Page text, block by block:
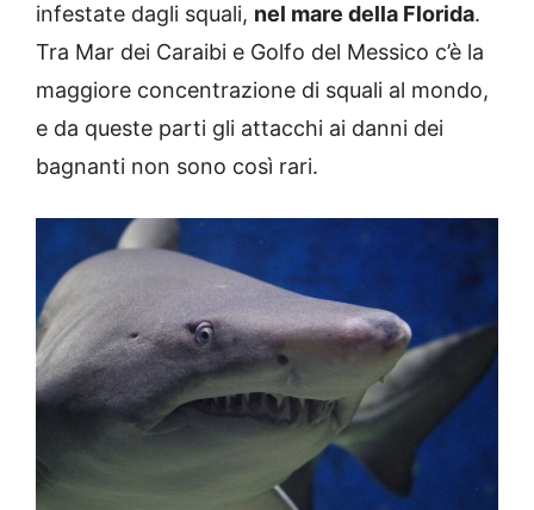
infestate dagli squali, nel mare della Florida.
Tra Mar dei Caraibi e Golfo del Messico c’è la
maggiore concentrazione di squali al mondo,
e da queste parti gli attacchi ai danni dei
bagnanti non sono così rari.